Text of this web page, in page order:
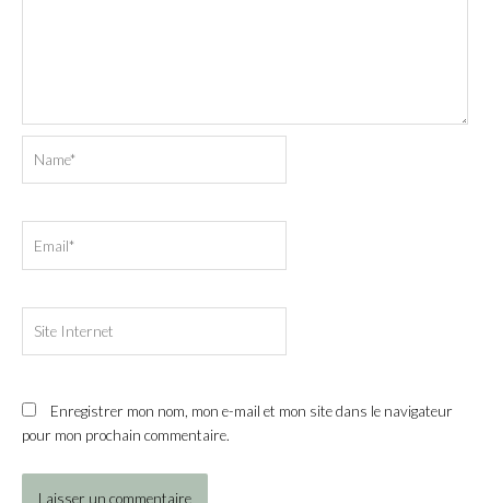
Internet
Enregistrer mon nom, mon e-mail et mon site dans le navigateur
pour mon prochain commentaire.